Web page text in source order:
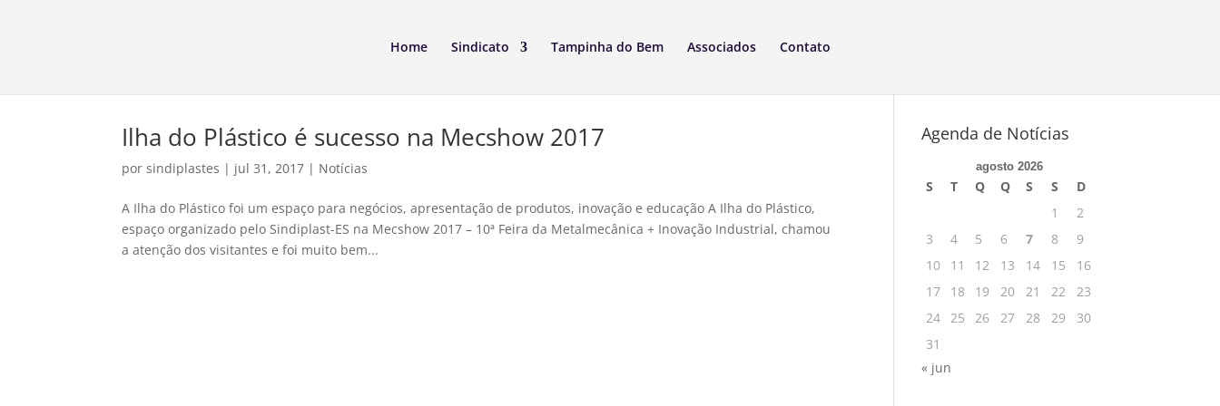
Home Sindicato Tampinha do Bem Associados Contato
Ilha do Plástico é sucesso na Mecshow 2017
porsindiplastes | jul 31, 2017 | Notícias
A Ilha do Plástico foi um espaço para negócios, apresentação de produtos, inovação e educação A Ilha do Plástico,
espaço organizado pelo Sindiplast-ES na Mecshow 2017 – 10ª Feira da Metalmecânica + Inovação Industrial, chamou
a atenção dos visitantes e foi muito bem...
Agenda de Notícias
agosto 2026
S T Q Q S S
D
1
2
3
4 5 6 7 8
9
10
11 12 13 14 15
16
17
18 19 20 21 22
23
24 25 26 27 28 29
30
31
« jun